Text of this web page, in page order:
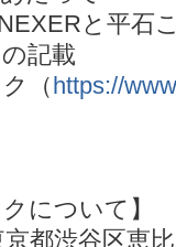
と平石
記載
（https://
について】
都渋谷区恵